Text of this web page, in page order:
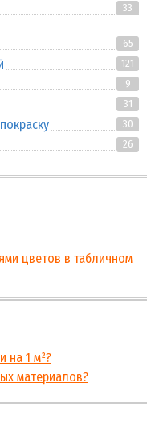
33
65
121
9
31
30
26
цветов в табличном
на 1 м²?
материалов?